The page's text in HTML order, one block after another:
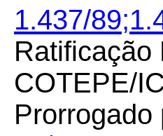
1.437/89;
Ratificação
COTEPE/
Prorrogado